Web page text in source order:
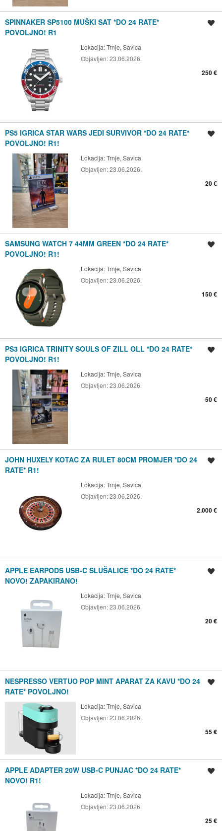
SPINNAKER SP5100 MUŠKI SAT *DO 24 RATE*
POVOLJNO! R1
Lokacija:Trnje, Savica
Objavljen:23.06.2026.
250 €
PS5 IGRICA STAR WARS JEDI SURVIVOR *DO 24 RATE*
POVOLJNO! R1!
Lokacija:Trnje, Savica
Objavljen:23.06.2026.
20 €
SAMSUNG WATCH 7 44MM GREEN *DO 24 RATE*
POVOLJNO! R1!
Lokacija:Trnje, Savica
Objavljen:23.06.2026.
150 €
PS3 IGRICA TRINITY SOULS OF ZILL OLL *DO 24 RATE*
POVOLJNO! R1!
Lokacija:Trnje, Savica
Objavljen:23.06.2026.
50 €
JOHN HUXELY KOTAC ZA RULET 80CM PROMJER *DO 24
RATE* R1!
Lokacija:Trnje, Savica
Objavljen:23.06.2026.
2.000 €
APPLE EARPODS USB-C SLUŠALICE *DO 24 RATE*
NOVO! ZAPAKIRANO!
Lokacija:Trnje, Savica
Objavljen:23.06.2026.
20 €
NESPRESSO VERTUO POP MINT APARAT ZA KAVU *DO 24
RATE* POVOLJNO!
Lokacija:Trnje, Savica
Objavljen:23.06.2026.
55 €
APPLE ADAPTER 20W USB-C PUNJAC *DO 24 RATE*
NOVO! R1!
Lokacija:Trnje, Savica
Objavljen:23.06.2026.
25 €